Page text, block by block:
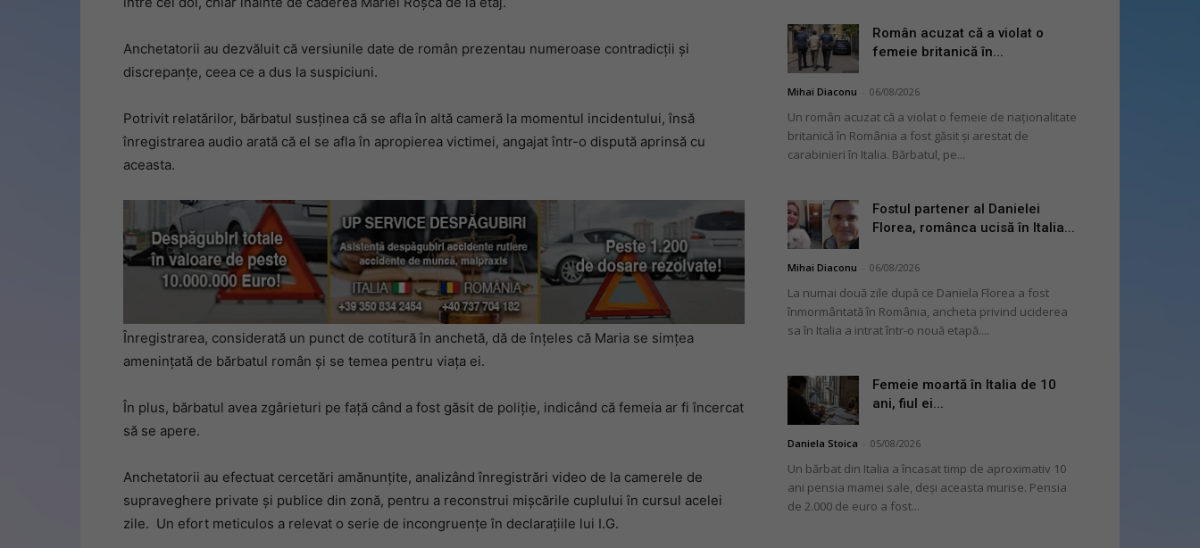
Anchetatorii au dezvăluit că versiunile date de român prezentau numeroase contradicții și
discrepanțe, ceea ce a dus la suspiciuni.
Potrivit relatărilor, bărbatul susținea că se afla în altă cameră la momentul incidentului, însă
înregistrarea audio arată că el se afla în apropierea victimei, angajat într-o dispută aprinsă cu
aceasta.
Înregistrarea, considerată un punct de cotitură în anchetă, dă de înțeles că Maria se simțea
amenințată de bărbatul român și se temea pentru viața ei.
În plus, bărbatul avea zgârieturi pe față când a fost găsit de poliție, indicând că femeia ar fi încercat
să se apere.
Anchetatorii au efectuat cercetări amănunțite, analizând înregistrări video de la camerele de
supraveghere private și publice din zonă, pentru a reconstrui mișcările cuplului în cursul acelei
zile. Un efort meticulos a relevat o serie de incongruențe în declarațiile lui I.G.
Român acuzat că a violat o
femeie britanică în...
Mihai Diaconu 06/08/2026
Un român acuzat că a violat o femeie de naționalitate
britanică în România a fost găsit și arestat de
carabinieri în Italia. Bărbatul, pe...
Fostul partener al Danielei
Florea, românca ucisă în Italia...
Mihai Diaconu 06/08/2026
La numai două zile după ce Daniela Florea a fost
înmormântată în România, ancheta privind uciderea
sa în Italia a intrat într-o nouă etapă....
Femeie moartă în Italia de 10
ani, fiul ei...
Daniela Stoica 05/08/2026
Un bărbat din Italia a încasat timp de aproximativ 10
ani pensia mamei sale, deși aceasta murise. Pensia
de 2.000 de euro a fost...